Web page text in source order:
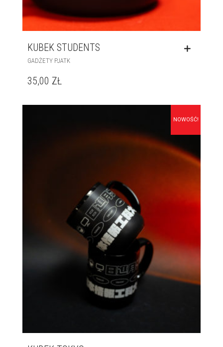
KUBEK STUDENTS
GADŻETY PJATK
35,00 ZŁ
NOWOŚĆ!